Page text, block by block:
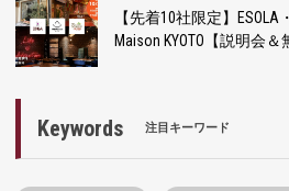
【先着10社限定】
Maison KYOTO【説明会＆
Keywords 注目キーワード